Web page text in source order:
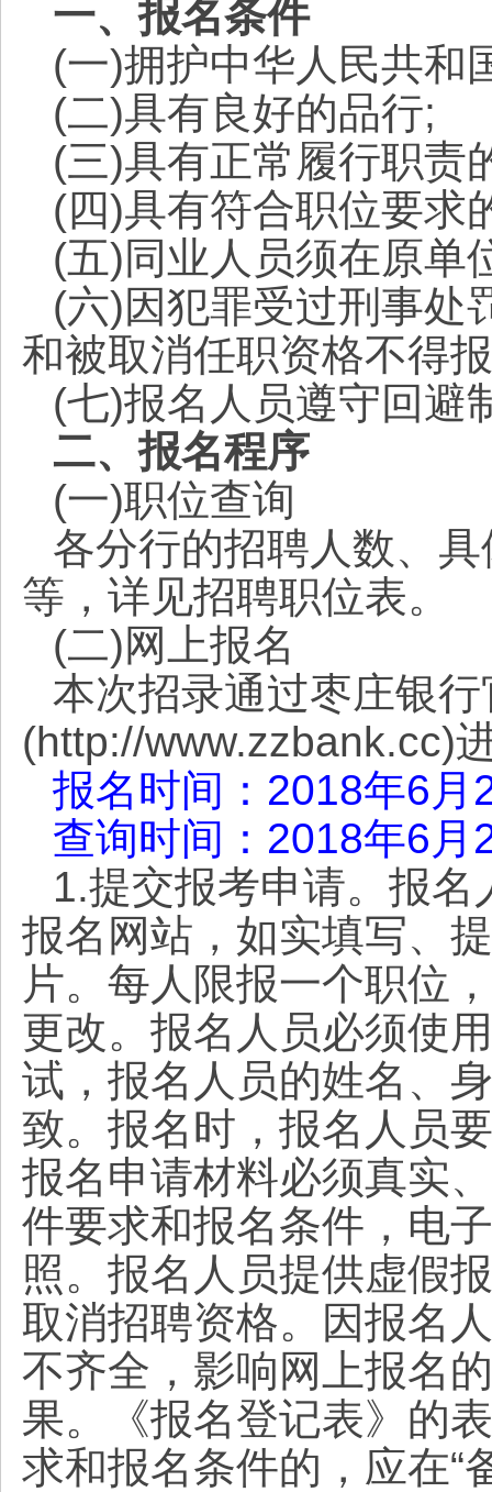
一、报名条件
(一)拥护中华人民共和
(二)具有良好的品行;
(三)具有正常履行职责
(四)具有符合职位要求
(五)同业人员须在原单
(六)因犯罪受过刑事处
和被取消任职资格不得
(七)报名人员遵守回避
二、报名程序
(一)职位查询
各分行的招聘人数、
等，详见招聘职位表。
(二)网上报名
本次招录通过枣庄银
(http://www.zzbank.cc)
报名时间：2018年6
查询时间：2018年6
1.提交报考申请。报
报名网站，如实填写、
片。每人限报一个职位
更改。报名人员必须使
试，报名人员的姓名、
致。报名时，报名人员
报名申请材料必须真实
件要求和报名条件，电
照。报名人员提供虚假
取消招聘资格。因报名
不齐全，影响网上报名
果。《报名登记表》的
求和报名条件的，应在“